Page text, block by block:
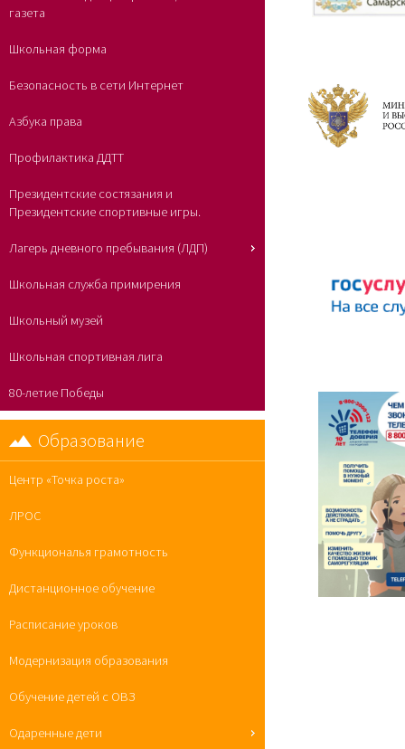
газета
Школьная форма
Безопасность в сети Интернет
Азбука права
Профилактика ДДТТ
Президентские состязания и
Президентские спортивные игры.
Лагерь дневного пребывания (ЛДП)
Школьная служба примирения
Школьный музей
Школьная спортивная лига
80-летие Победы
Образование
Центр «Точка роста»
ЛРОС
Функциональя грамотность
Дистанционное обучение
Расписание уроков
Модернизация образования
Обучение детей с ОВЗ
Одаренные дети